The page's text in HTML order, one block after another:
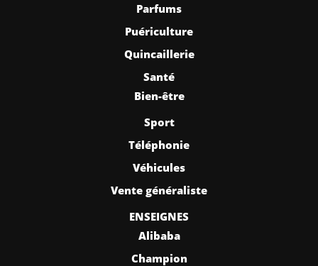
Parfums
Puériculture
Quincaillerie
Santé
Bien-être
Sport
Téléphonie
Véhicules
Vente généraliste
ENSEIGNES
Alibaba
Champion